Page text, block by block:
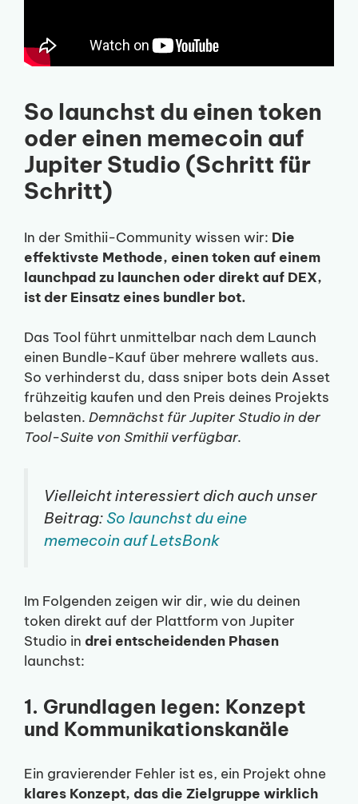
So launchst du einen token
oder einen memecoin auf
Jupiter Studio (Schritt für
Schritt)
In der Smithii-Community wissen wir: Die
effektivste Methode, einen token auf einem
launchpad zu launchen oder direkt auf DEX,
ist der Einsatz eines bundler bot.
Das Tool führt unmittelbar nach dem Launch
einen Bundle-Kauf über mehrere wallets aus.
So verhinderst du, dass sniper bots dein Asset
frühzeitig kaufen und den Preis deines Projekts
belasten. Demnächst für Jupiter Studio in der
Tool-Suite von Smithii verfügbar.
Vielleicht interessiert dich auch unser
Beitrag:So launchst du eine
memecoin auf LetsBonk
Im Folgenden zeigen wir dir, wie du deinen
token direkt auf der Plattform von Jupiter
Studio in drei entscheidenden Phasen
launchst:
1. Grundlagen legen: Konzept
und Kommunikationskanäle
Ein gravierender Fehler ist es, ein Projekt ohne
klares Konzept, das die Zielgruppe wirklich